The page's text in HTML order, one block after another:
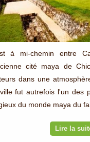
à mi-chemin entre
cité maya de
dans une
fut autrefois l'un des
du monde maya du
Lire la